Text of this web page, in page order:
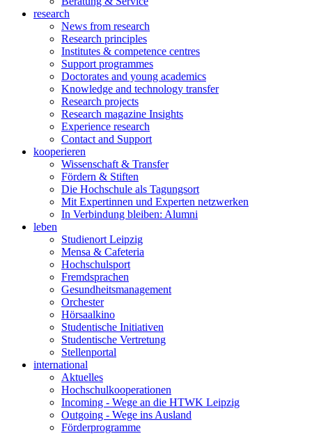
research
News from research
Research principles
Institutes & competence centres
Support programmes
Doctorates and young academics
Knowledge and technology transfer
Research projects
Research magazine Insights
Experience research
Contact and Support
kooperieren
Wissenschaft & Transfer
Fördern & Stiften
Die Hochschule als Tagungsort
Mit Expertinnen und Experten netzwerken
In Verbindung bleiben: Alumni
leben
Studienort Leipzig
Mensa & Cafeteria
Hochschulsport
Fremdsprachen
Gesundheitsmanagement
Orchester
Hörsaalkino
Studentische Initiativen
Studentische Vertretung
Stellenportal
international
Aktuelles
Hochschulkooperationen
Incoming - Wege an die HTWK Leipzig
Outgoing - Wege ins Ausland
Förderprogramme